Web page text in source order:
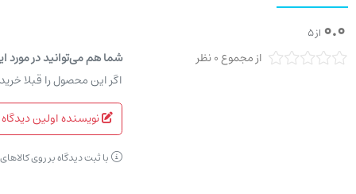
0.0 از 5
از مجموع 0 نظر
شما هم می‌توانید در مورد
اگر این محصول را قبلا
نویسنده اولین
با ثبت دیدگاه بر روی